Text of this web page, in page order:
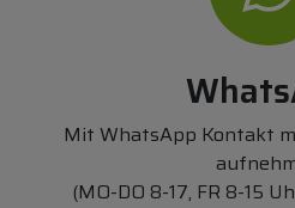
Mit WhatsApp Kontakt
(MO-DO 8-17, FR 8-15